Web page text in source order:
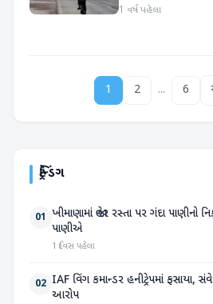
1 વર્ષ પહેલા
1 2 ... 6
ટ્રેન્ડિંગ
01 ખીમાણામાં જાહેર રસ્તા પર ગંદા
પાણીએ
1 દિવસ પહેલા
02 IAF વિંગ કમાન્ડર હનીટ્રેપમાં ફસાયા,
આરોપ